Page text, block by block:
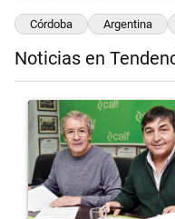
Córdoba Argentina
Noticias en
Un artículo de tendencia